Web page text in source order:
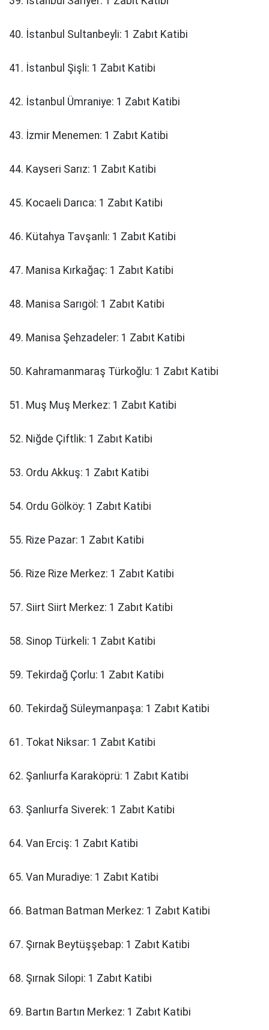
40. İstanbul Sultanbeyli: 1 Zabıt Katibi
41. İstanbul Şişli: 1 Zabıt Katibi
42. İstanbul Ümraniye: 1 Zabıt Katibi
43. İzmir Menemen: 1 Zabıt Katibi
44. Kayseri Sarız: 1 Zabıt Katibi
45. Kocaeli Darıca: 1 Zabıt Katibi
46. Kütahya Tavşanlı: 1 Zabıt Katibi
47. Manisa Kırkağaç: 1 Zabıt Katibi
48. Manisa Sarıgöl: 1 Zabıt Katibi
49. Manisa Şehzadeler: 1 Zabıt Katibi
50. Kahramanmaraş Türkoğlu: 1 Zabıt Katibi
51. Muş Muş Merkez: 1 Zabıt Katibi
52. Niğde Çiftlik: 1 Zabıt Katibi
53. Ordu Akkuş: 1 Zabıt Katibi
54. Ordu Gölköy: 1 Zabıt Katibi
55. Rize Pazar: 1 Zabıt Katibi
56. Rize Rize Merkez: 1 Zabıt Katibi
57. Siirt Siirt Merkez: 1 Zabıt Katibi
58. Sinop Türkeli: 1 Zabıt Katibi
59. Tekirdağ Çorlu: 1 Zabıt Katibi
60. Tekirdağ Süleymanpaşa: 1 Zabıt Katibi
61. Tokat Niksar: 1 Zabıt Katibi
62. Şanlıurfa Karaköprü: 1 Zabıt Katibi
63. Şanlıurfa Siverek: 1 Zabıt Katibi
64. Van Erciş: 1 Zabıt Katibi
65. Van Muradiye: 1 Zabıt Katibi
66. Batman Batman Merkez: 1 Zabıt Katibi
67. Şırnak Beytüşşebap: 1 Zabıt Katibi
68. Şırnak Silopi: 1 Zabıt Katibi
69. Bartın Bartın Merkez: 1 Zabıt Katibi